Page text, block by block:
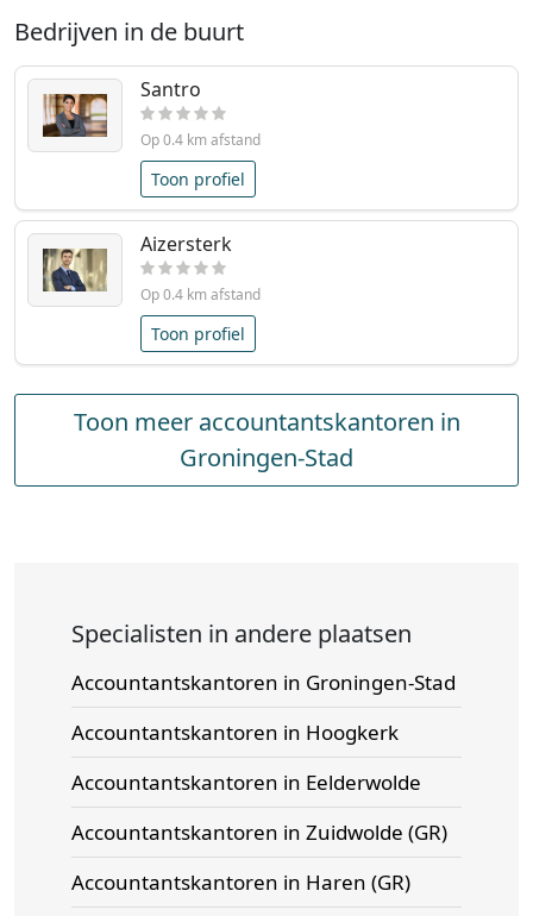
Bedrijven in de buurt
Santro
Op 0.4 km afstand
Toon profiel
Aizersterk
Op 0.4 km afstand
Toon profiel
Toon meer accountantskantoren in
Groningen-Stad
Specialisten in andere plaatsen
Accountantskantoren in Groningen-Stad
Accountantskantoren in Hoogkerk
Accountantskantoren in Eelderwolde
Accountantskantoren in Zuidwolde (GR)
Accountantskantoren in Haren (GR)